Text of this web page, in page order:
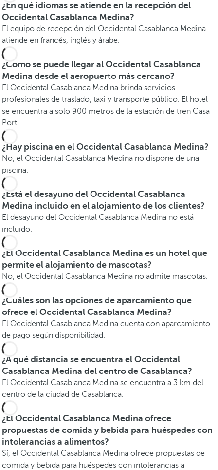
¿En qué idiomas se atiende en la recepción del
Occidental Casablanca Medina?
El equipo de recepción del Occidental Casablanca Medina
atiende en francés, inglés y árabe.
¿Cómo se puede llegar al Occidental Casablanca
Medina desde el aeropuerto más cercano?
El Occidental Casablanca Medina brinda servicios
profesionales de traslado, taxi y transporte público. El hotel
se encuentra a solo 900 metros de la estación de tren Casa
Port.
¿Hay piscina en el Occidental Casablanca Medina?
No, el Occidental Casablanca Medina no dispone de una
piscina.
¿Está el desayuno del Occidental Casablanca
Medina incluido en el alojamiento de los clientes?
El desayuno del Occidental Casablanca Medina no está
incluido.
¿El Occidental Casablanca Medina es un hotel que
permite el alojamiento de mascotas?
No, el Occidental Casablanca Medina no admite mascotas.
¿Cuáles son las opciones de aparcamiento que
ofrece el Occidental Casablanca Medina?
El Occidental Casablanca Medina cuenta con aparcamiento
de pago según disponibilidad.
¿A qué distancia se encuentra el Occidental
Casablanca Medina del centro de Casablanca?
El Occidental Casablanca Medina se encuentra a 3 km del
centro de la ciudad de Casablanca.
¿El Occidental Casablanca Medina ofrece
propuestas de comida y bebida para huéspedes con
intolerancias a alimentos?
Sí, el Occidental Casablanca Medina ofrece propuestas de
comida y bebida para huéspedes con intolerancias a